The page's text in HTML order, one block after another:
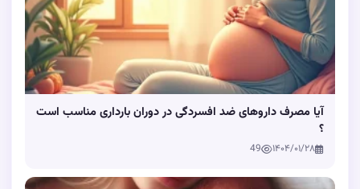
آیا مصرف داروهای ضد افسردگی در دوران بارداری مناسب است
؟
۱۴۰۴/۰۱/۲۸ 49